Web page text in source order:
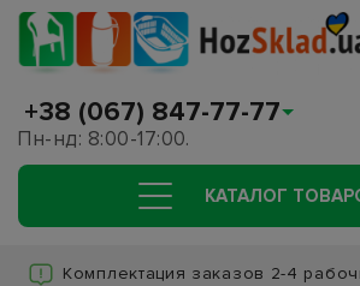
+38 (067) 847-77-77
Пн-нд: 8:00-17:00.
КАТАЛОГ
Комплектация заказов 2-4